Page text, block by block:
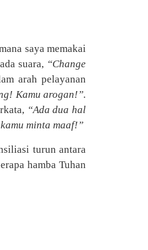
saya memakai
suara, “Change
arah pelayanan
Kamu arogan!”.
“Ada dua hal
minta maaf!”
turun antara
hamba Tuhan